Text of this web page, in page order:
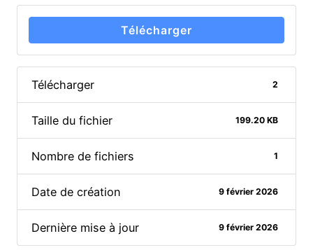
Télécharger
Télécharger 2
Taille du fichier 199.20 KB
Nombre de fichiers 1
Date de création 9 février 2026
Dernière mise à jour 9 février 2026